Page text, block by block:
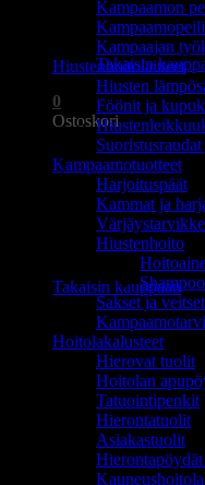
Ostoskori on
Takaisin
0
Ostoskori
Ostoskori on tyhjä.
Takaisin kauppaan
Kampaamon
Kampaajan
Hiustenhoitolaitteet
Hiusten
Föönit ja
Kampaamotuotteet
Harjoituspäät
Kammat ja
Hiustenhoito
Sakset ja veitset
Hoitolakalusteet
Hierovat tuolit
Hoitolan
Tatuointipenkit
Hierontatuolit
Asiakastuolit